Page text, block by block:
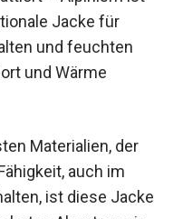
– Alpinism ist
Jacke für
und feuchten
und Wärme
Materialien, der
auch im